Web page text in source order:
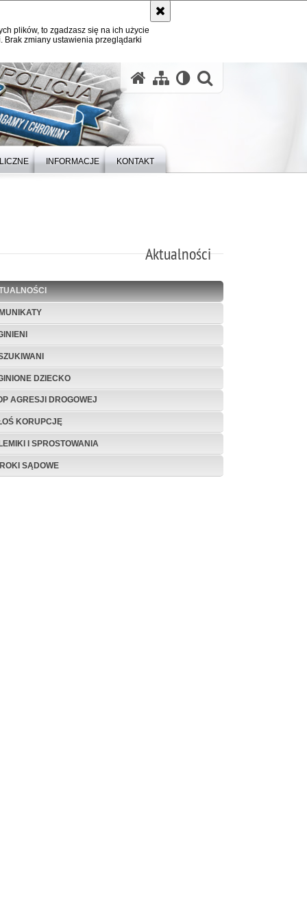
plików, to zgadzasz się na ich użycie
zmiany ustawienia przeglądarki
INFORMACJE KONTAKT
Aktualności
DZIECKO
AGRESJI DROGOWEJ
KORUPCJĘ
I SPROSTOWANIA
SĄDOWE